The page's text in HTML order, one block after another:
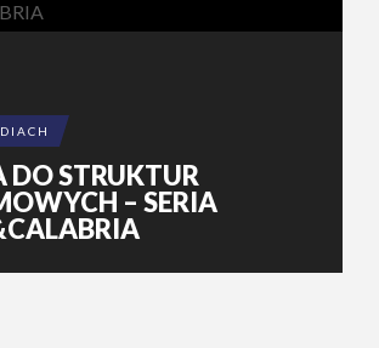
DO STRUKTUR
– SERIA